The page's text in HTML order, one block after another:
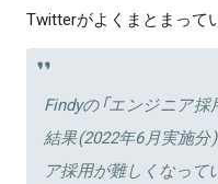
Twitterがよくまとまって
Findyの「エンジニア
結果(2022年6月実施分
ア採用が難しくなって